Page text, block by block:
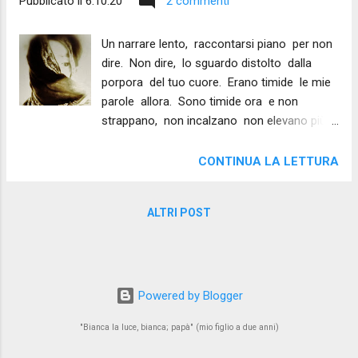
Un narrare lento, raccontarsi piano per non
dire. Non dire, lo sguardo distolto dalla
porpora del tuo cuore. Erano timide le mie
parole allora. Sono timide ora e non
strappano, non incalzano non elevano più.
CONTINUA LA LETTURA
ALTRI POST
Powered by Blogger
"Bianca la luce, bianca; papà" (mio figlio a due anni)